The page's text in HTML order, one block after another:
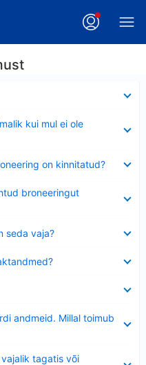
kui mul ei ole
on kinnitatud?
broneeringut
seda vaja?
andmeid. Millal toimub
tagatis või